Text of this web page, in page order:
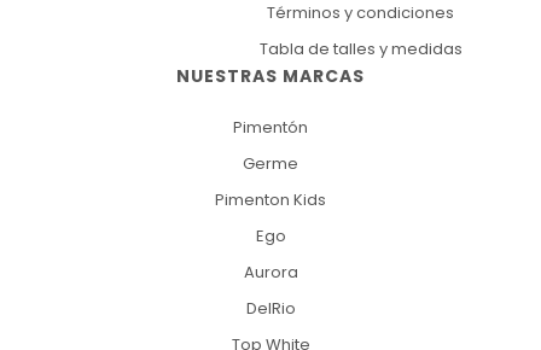
NUESTRAS MARCAS
Pimentón
Germe
Pimenton Kids
Ego
Aurora
DelRio
Top White
Términos y condiciones
Tabla de talles y medidas